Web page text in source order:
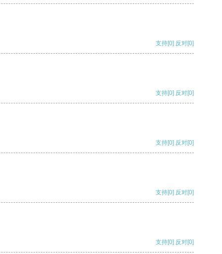
支持[0] 反对[0]
支持[0] 反对[0]
支持[0] 反对[0]
支持[0] 反对[0]
支持[0] 反对[0]